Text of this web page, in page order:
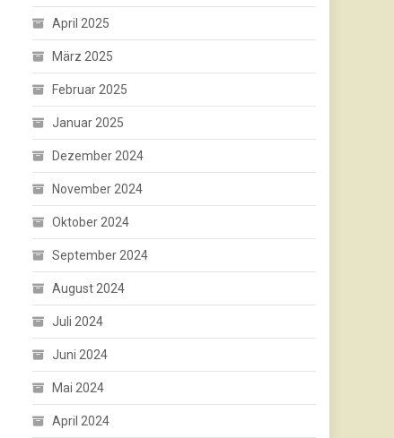
April 2025
März 2025
Februar 2025
Januar 2025
Dezember 2024
November 2024
Oktober 2024
September 2024
August 2024
Juli 2024
Juni 2024
Mai 2024
April 2024